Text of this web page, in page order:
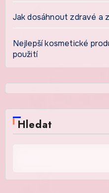
Jak dosáhnout zdravé a
Nejlepší kosmetické
použití
Hledat